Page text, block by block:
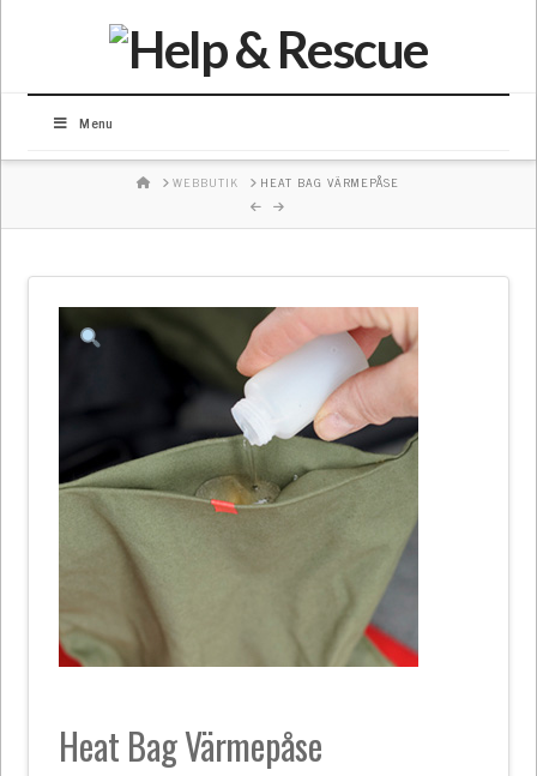
Menu
HOMEWEBBUTIK HEAT BAG VÄRMEPÅSE
Heat Bag Värmepåse